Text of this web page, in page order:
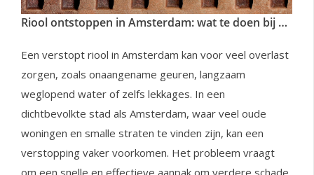
Riool ontstoppen in Amsterdam: wat te doen bij verstoppingen
Een verstopt riool in Amsterdam kan voor veel overlast
zorgen, zoals onaangename geuren, langzaam
weglopend water of zelfs lekkages. In een
dichtbevolkte stad als Amsterdam, waar veel oude
woningen en smalle straten te vinden zijn, kan een
verstopping vaker voorkomen. Het probleem vraagt